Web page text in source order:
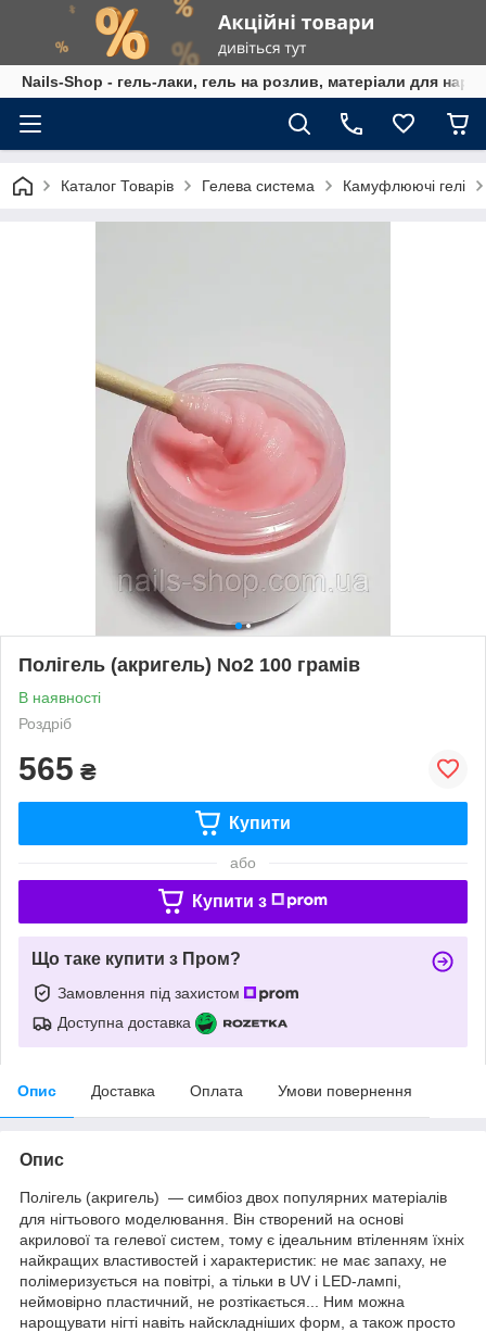
Nails-Shop - гель-лаки, гель на розлив, матеріали для
Каталог Товарів Гелева система Камуфлюючі гелі
Полігель (акригель) No2 100 грамів
В наявності
Роздріб
565 ₴
Купити
або
Купити з
Що таке купити з Пром?
Замовлення під захистом
Доступна доставка
Опис Доставка Оплата Умови повернення
Опис
Полігель (акригель) — симбіоз двох популярних матеріалів
для нігтьового моделювання. Він створений на основі
акрилової та гелевої систем, тому є ідеальним втіленням їхніх
найкращих властивостей і характеристик: не має запаху, не
полімеризується на повітрі, а тільки в UV і LED-лампі,
неймовірно пластичний, не розтікається... Ним можна
нарощувати нігті навіть найскладніших форм, а також просто